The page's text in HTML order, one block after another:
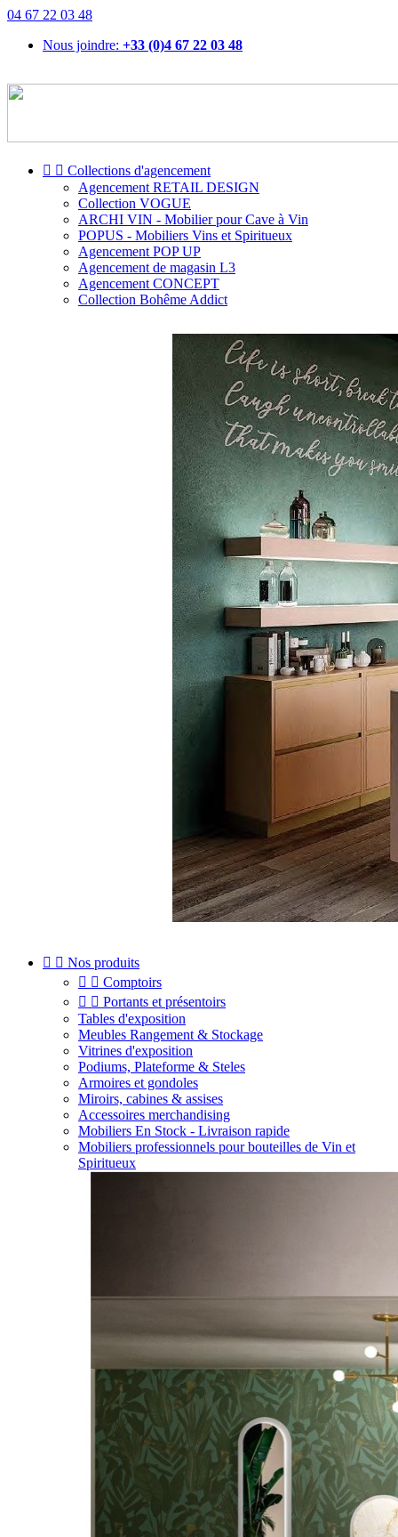
04 67 22 03 48
Nous joindre: +33 (0)4 67 22 03 48
  Collections d'agencement
Agencement RETAIL DESIGN
Collection VOGUE
ARCHI VIN - Mobilier pour Cave à Vin
POPUS - Mobiliers Vins et Spiritueux
Agencement POP UP
Agencement de magasin L3
Agencement CONCEPT
Collection Bohême Addict
  Nos produits
  Comptoirs
  Portants et présentoirs
Tables d'exposition
Meubles Rangement & Stockage
Vitrines d'exposition
Podiums, Plateforme & Steles
Armoires et gondoles
Miroirs, cabines & assises
Accessoires merchandising
Mobiliers En Stock - Livraison rapide
Mobiliers professionnels pour bouteilles de Vin et
Spiritueux